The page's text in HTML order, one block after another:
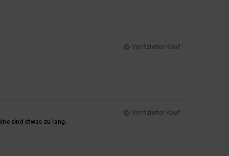
Verifizierter Kauf
Verifizierter Kauf
sind etwas zu lang.